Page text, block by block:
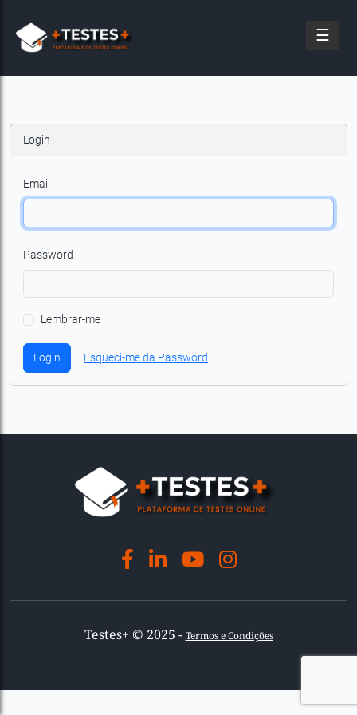
☰
Login
Email
Password
Lembrar-me
Login Esqueci-me da Password
Testes+ © 2025 - Termos e Condições